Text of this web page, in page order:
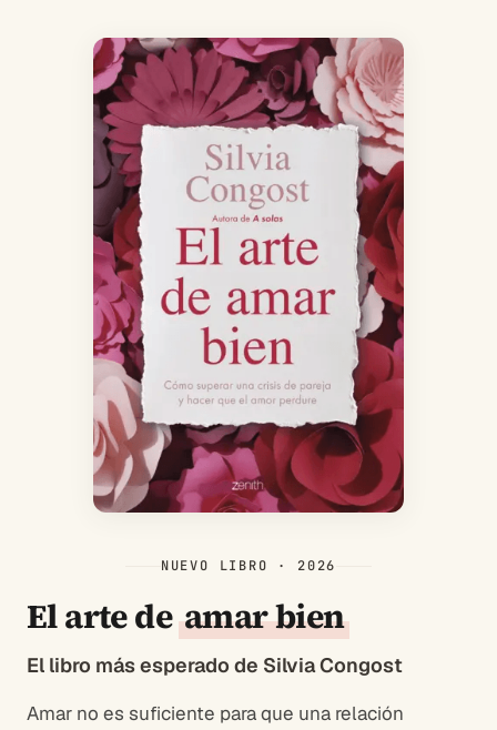
NUEVO LIBRO · 2026
El arte de amar bien
El libro más esperado de Silvia Congost
Amar no es suficiente para que una relación